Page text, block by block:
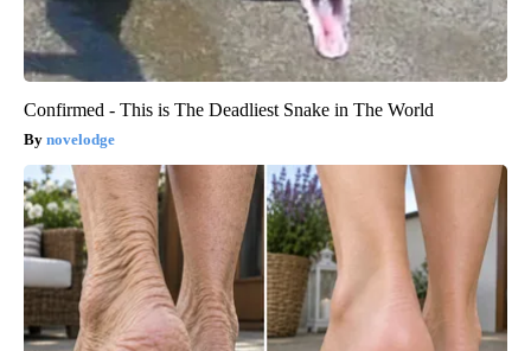
Confirmed - This is The Deadliest Snake in The World
novelodge